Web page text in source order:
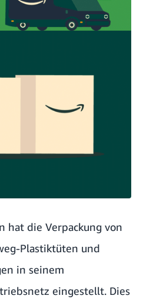
hat die Verpackung von
Plastiktüten und
in seinem
eingestellt. Dies